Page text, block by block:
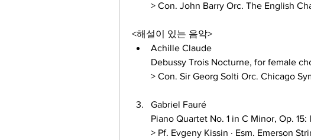
> Con. John Barry Orc. The English
<해설이 있는 음악>
Achille Claude
Debussy Trois Nocturne, for female
> Con. Sir Georg Solti Orc. Chicago
Gabriel Fauré
Piano Quartet No. 1 in C Minor, Op.
> Pf. Evgeny Kissin · Esm. Emerson